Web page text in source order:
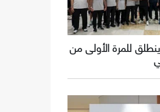
للمرة الأولى من